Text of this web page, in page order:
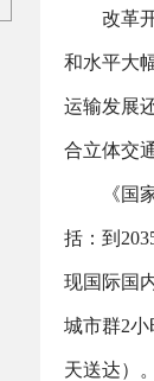
改革
和水平大
运输发展
合立体交
《国
括：到
现国际国
城市群2小
天送达）